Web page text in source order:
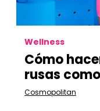
Wellness
Cómo
rusas
Cosmopolitan